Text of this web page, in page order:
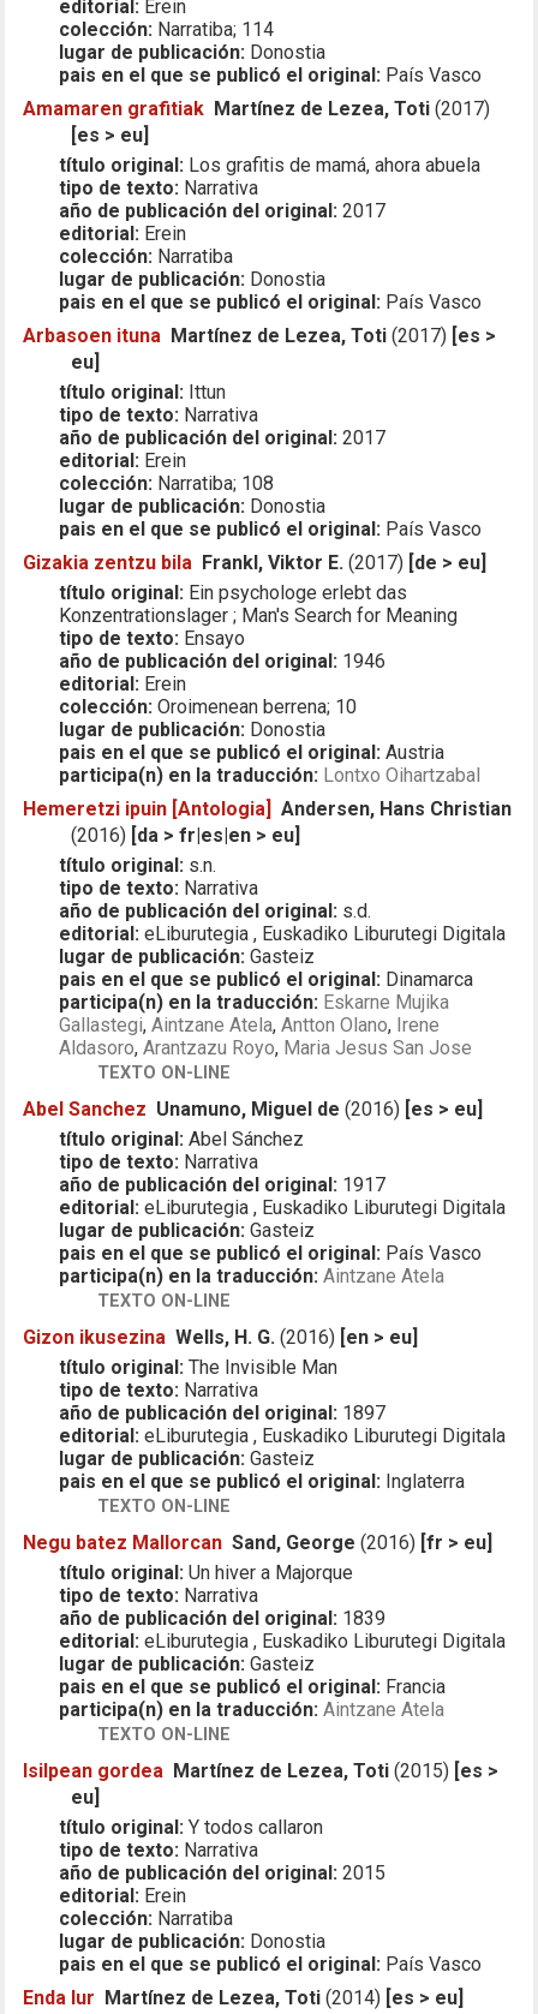
editorial: Erein
colección: Narratiba; 114
lugar de publicación: Donostia
pais en el que se publicó el original: País Vasco
Amamaren grafitiak Martínez de Lezea, Toti (2017)
[es > eu]
título original: Los grafitis de mamá, ahora abuela
tipo de texto: Narrativa
año de publicación del original: 2017
editorial: Erein
colección: Narratiba
lugar de publicación: Donostia
pais en el que se publicó el original: País Vasco
Arbasoen ituna Martínez de Lezea, Toti (2017) [es >
eu]
título original: Ittun
tipo de texto: Narrativa
año de publicación del original: 2017
editorial: Erein
colección: Narratiba; 108
lugar de publicación: Donostia
pais en el que se publicó el original: País Vasco
Gizakia zentzu bila Frankl, Viktor E. (2017) [de > eu]
título original: Ein psychologe erlebt das
Konzentrationslager ; Man's Search for Meaning
tipo de texto: Ensayo
año de publicación del original: 1946
editorial: Erein
colección: Oroimenean berrena; 10
lugar de publicación: Donostia
pais en el que se publicó el original: Austria
participa(n) en la traducción: Lontxo Oihartzabal
Hemeretzi ipuin [Antologia] Andersen, Hans Christian
(2016) [da > fr|es|en > eu]
título original: s.n.
tipo de texto: Narrativa
año de publicación del original: s.d.
editorial: eLiburutegia , Euskadiko Liburutegi Digitala
lugar de publicación: Gasteiz
pais en el que se publicó el original: Dinamarca
participa(n) en la traducción: Eskarne Mujika
Gallastegi,Aintzane Atela,Antton Olano, Irene
Aldasoro,Arantzazu Royo, Maria Jesus San Jose
TEXTO ON-LINE
Abel Sanchez Unamuno, Miguel de (2016) [es > eu]
título original: Abel Sánchez
tipo de texto: Narrativa
año de publicación del original: 1917
editorial: eLiburutegia , Euskadiko Liburutegi Digitala
lugar de publicación: Gasteiz
pais en el que se publicó el original: País Vasco
participa(n) en la traducción: Aintzane Atela
TEXTO ON-LINE
Gizon ikusezina Wells, H. G. (2016) [en > eu]
título original: The Invisible Man
tipo de texto: Narrativa
año de publicación del original: 1897
editorial: eLiburutegia , Euskadiko Liburutegi Digitala
lugar de publicación: Gasteiz
pais en el que se publicó el original: Inglaterra
TEXTO ON-LINE
Negu batez Mallorcan Sand, George (2016) [fr > eu]
título original: Un hiver a Majorque
tipo de texto: Narrativa
año de publicación del original: 1839
editorial: eLiburutegia , Euskadiko Liburutegi Digitala
lugar de publicación: Gasteiz
pais en el que se publicó el original: Francia
participa(n) en la traducción: Aintzane Atela
TEXTO ON-LINE
Isilpean gordea Martínez de Lezea, Toti (2015) [es >
eu]
título original: Y todos callaron
tipo de texto: Narrativa
año de publicación del original: 2015
editorial: Erein
colección: Narratiba
lugar de publicación: Donostia
pais en el que se publicó el original: País Vasco
Enda lur Martínez de Lezea, Toti (2014) [es > eu]